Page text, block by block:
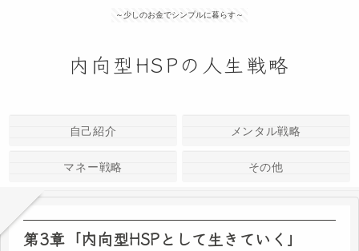
～少しのお金でシンプルに暮らす～
内向型HSPの人生戦略
自己紹介 メンタル戦略
マネー戦略 その他
第3章「内向型HSPとして生きていく」